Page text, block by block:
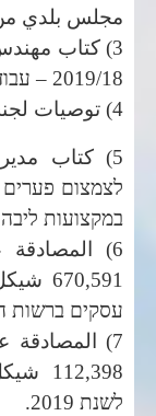
مجلس بلدي من يوم 2020/
3) كتاب
2019/18 –
4) توصيات لجنة الرياضة 2020/9/19.
5) كتاب مديرة قسم المعارف تخصيص ميزانية
לצמצום פערים
במקצועות
6) المصادقة
670,591 شيكل –
עסקים ברשות
7) المصادقة
112,398 شيكل –
לשנת 2019.